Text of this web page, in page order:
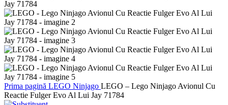
Prima pagină LEGO Ninjago LEGO – Lego Ninjago Avionul Cu
Reactie Fulger Evo Al Lui Jay 71784